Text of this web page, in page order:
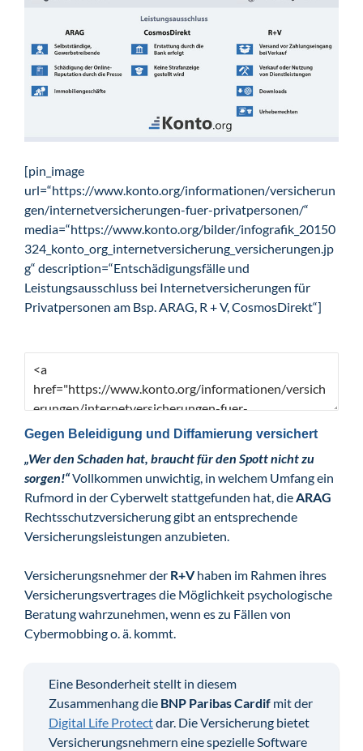
[pin_image
url=“https://www.konto.org/informationen/versicherun
gen/internetversicherungen-fuer-privatpersonen/“
media=“https://www.konto.org/bilder/infografik_20150
324_konto_org_internetversicherung_versicherungen.jp
g“ description=“Entschädigungsfälle und
Leistungsausschluss bei Internetversicherungen für
Privatpersonen am Bsp. ARAG, R + V, CosmosDirekt“]
Gegen Beleidigung und Diffamierung versichert
„Wer den Schaden hat, braucht für den Spott nicht zu
sorgen!“Vollkommen unwichtig, in welchem Umfang ein
Rufmord in der Cyberwelt stattgefunden hat, dieARAG
Rechtsschutzversicherung gibt an entsprechende
Versicherungsleistungen anzubieten.
Versicherungsnehmer der R+Vhaben im Rahmen ihres
Versicherungsvertrages die Möglichkeit psychologische
Beratung wahrzunehmen, wenn es zu Fällen von
Cybermobbing o. ä. kommt.
Eine Besonderheit stellt in diesem
Zusammenhang die BNP Paribas Cardif mit der
Digital Life Protectdar. Die Versicherung bietet
Versicherungsnehmern eine spezielle Software